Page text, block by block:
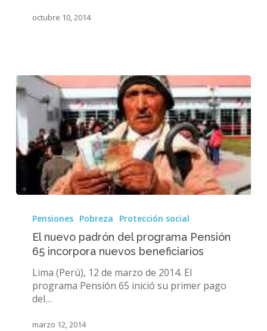
octubre 10, 2014
nuevo
programa
Pensión
incorpora
nuevos
beneficiarios
Pensiones Pobreza Protección social
El nuevo padrón del programa Pensión
65 incorpora nuevos beneficiarios
Lima (Perú), 12 de marzo de 2014. El
programa Pensión 65 inició su primer pago
del…
marzo 12, 2014